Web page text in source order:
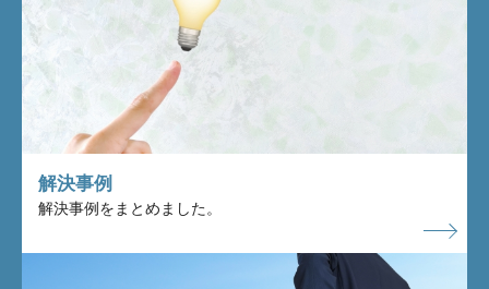
解決事例
解決事例をまとめました。